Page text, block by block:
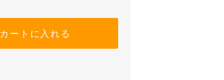
カートに入れる